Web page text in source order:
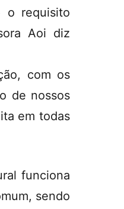
o requisito
Aoi diz
com os
de nossos
em todas
funciona
sendo